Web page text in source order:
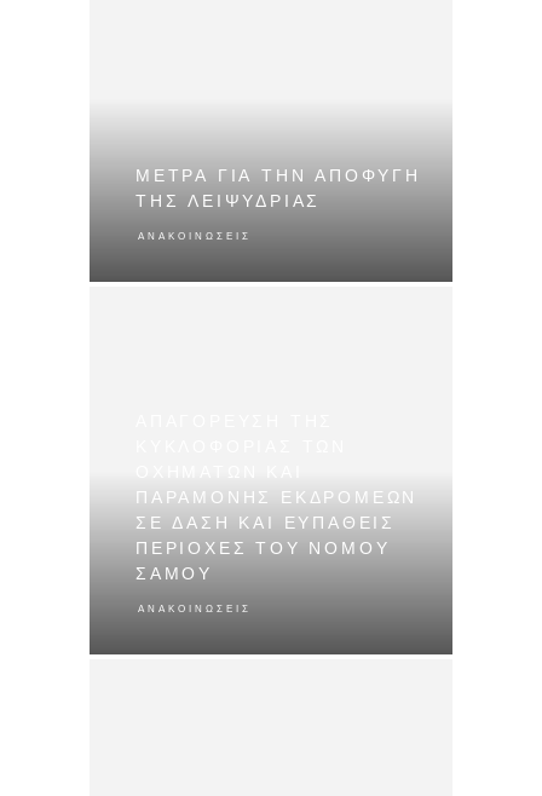
ΜΕΤΡΑ ΓΙΑ ΤΗΝ ΑΠΟΦΥΓΗ
ΤΗΣ ΛΕΙΨΥΔΡΙΑΣ
ΑΝΑΚΟΙΝΏΣΕΙΣ
ΠΑΡΑΜΟΝΉΣ ΕΚΔΡΟΜΈΩΝ
ΣΕ ΔΆΣΗ ΚΑΙ ΕΥΠΑΘΕΊΣ
ΠΕΡΙΟΧΈΣ ΤΟΥ ΝΟΜΟΎ
ΣΆΜΟΥ
ΑΝΑΚΟΙΝΏΣΕΙΣ